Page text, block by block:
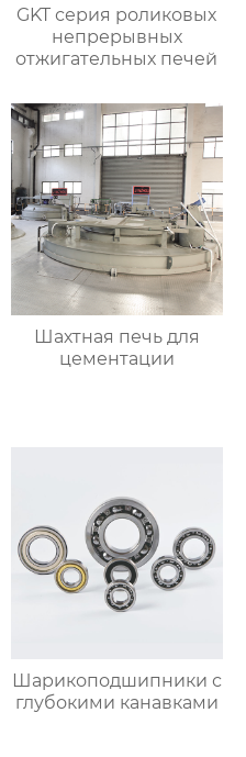
GKT серия роликовых
непрерывных
отжигательных печей
Шахтная печь для
цементации
Шарикоподшипники с
глубокими канавками